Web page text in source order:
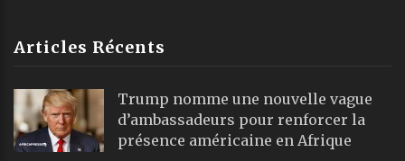
Articles Récents
Trump nomme une nouvelle vague
d’ambassadeurs pour renforcer la
présence américaine en Afrique